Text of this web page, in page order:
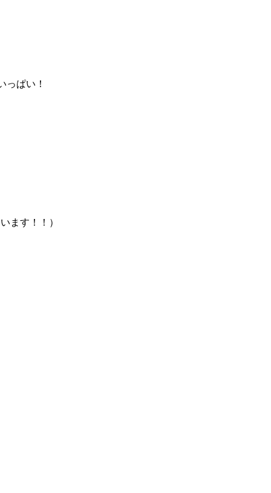
ぱい！
ます！！）